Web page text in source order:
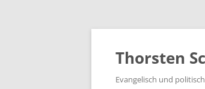
Zum
springen
Thorsten
Evangelisch und